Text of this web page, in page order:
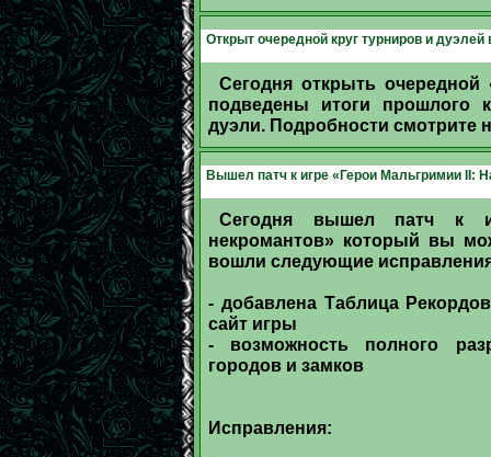
Открыт очередной круг турниров и
Сегодня открыть
подведены итоги прошлого
дуэли. Подробности смотрите
Вышел патч к игре «Герои Мальгримии II:
Сегодня вышел патч к
некромантов» который вы
вошли следующие
- добавлена Таблица
сайт игры
- возможность полного
городов и замков
Исправления: